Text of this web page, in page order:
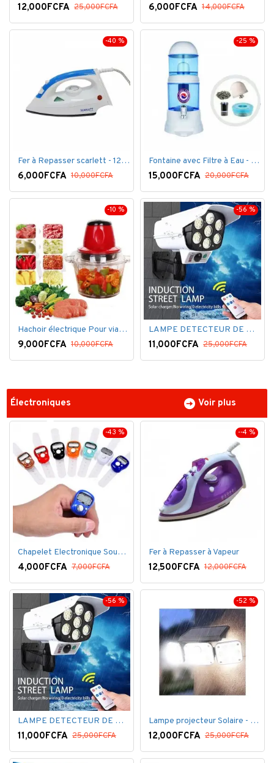
12,000FCFA 25,000FCFA 6,000FCFA 14,000FCFA
-40 %
Fer à Repasser scarlett - 1200 W - Bleu Blanc
6,000FCFA 10,000FCFA
-25 %
Fontaine avec Filtre à Eau - 16 Litres - Blanc
15,000FCFA 20,000FCFA
-10 %
Hachoir électrique Pour viandes et légumes -Rouge
9,000FCFA 10,000FCFA
-56 %
LAMPE DETECTEUR DE MOUVEMENT SOLAR SENSOR LIGHT
11,000FCFA 25,000FCFA
Électroniques Voir plus
-43 %
Chapelet Electronique Sous Forme De Bague Tasbih
4,000FCFA 7,000FCFA
--4 %
Fer à Repasser à Vapeur
12,500FCFA 12,000FCFA
-56 %
LAMPE DETECTEUR DE MOUVEMENT SOLAR SENSOR LIGHT
11,000FCFA 25,000FCFA
-52 %
Lampe projecteur Solaire - Détecteur de mouvement - Intelligente 3 Face
12,000FCFA 25,000FCFA